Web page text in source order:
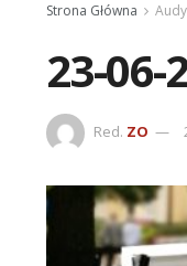
Strona Główna
23-06-
Red. ZO